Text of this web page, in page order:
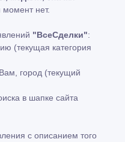
нет.
"ВсеСделки":
(текущая категория
город (текущий
в шапке сайта
с описанием того